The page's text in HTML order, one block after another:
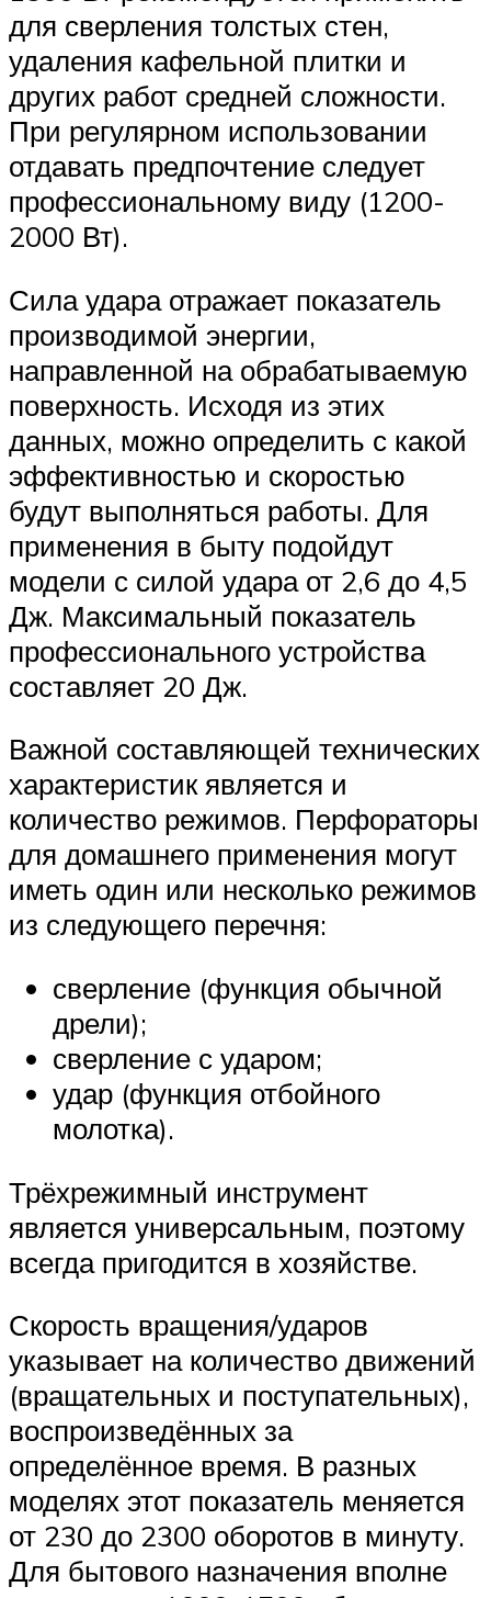
для сверления толстых стен,
удаления кафельной плитки и
других работ средней сложности.
При регулярном использовании
отдавать предпочтение следует
профессиональному виду (1200-
2000 Вт).
Сила удара отражает показатель
производимой энергии,
направленной на обрабатываемую
поверхность. Исходя из этих
данных, можно определить с какой
эффективностью и скоростью
будут выполняться работы. Для
применения в быту подойдут
модели с силой удара от 2,6 до 4,5
Дж. Максимальный показатель
профессионального устройства
составляет 20 Дж.
Важной составляющей технических
характеристик является и
количество режимов. Перфораторы
для домашнего применения могут
иметь один или несколько режимов
из следующего перечня:
сверление (функция обычной
дрели);
сверление с ударом;
удар (функция отбойного
молотка).
Трёхрежимный инструмент
является универсальным, поэтому
всегда пригодится в хозяйстве.
Скорость вращения/ударов
указывает на количество движений
(вращательных и поступательных),
воспроизведённых за
определённое время. В разных
моделях этот показатель меняется
от 230 до 2300 оборотов в минуту.
Для бытового назначения вполне